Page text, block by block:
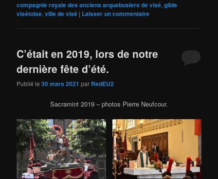
compagnie royale des anciens arquebusiers de visé,gilde
visétoise,ville de visé | Laisser un commentaire
C’était en 2019, lors de notre
dernière fête d’été.
Publié le30 mars 2021 par RedEU2
Sacramint 2019 – photos Pierre Neufcour.